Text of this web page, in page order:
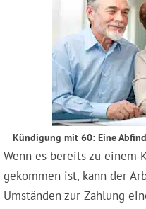
Kündigung mit 60: Eine
Wenn es bereits zu einem
gekommen ist, kann der
Umständen zur Zahlung